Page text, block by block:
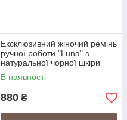
Ексклюзивний жіночий ремінь
ручної роботи "Luna" з
натуральної чорної шкіри
В наявності
880 ₴